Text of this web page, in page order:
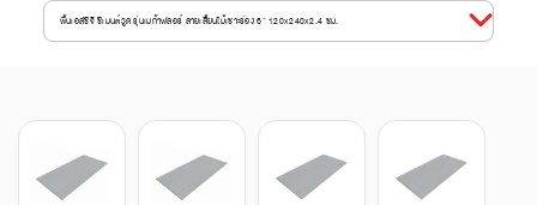
พื้นเอสซีจี ซีเมนต์วูด รุ่นเมก้าฟลอร์ ลายเสี้ยนไม้เซาะร่อง 6" 120x240x2.4 ซม.